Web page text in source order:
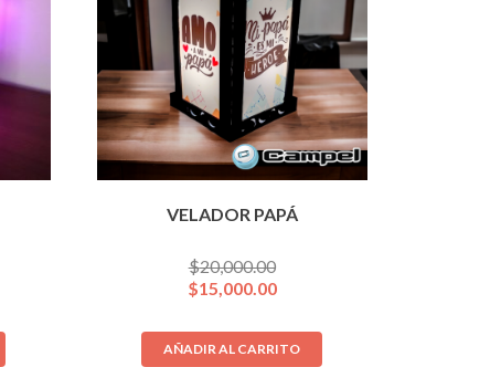
VELADOR PAPÁ
$20,000.00
$15,000.00
AÑADIR AL CARRITO